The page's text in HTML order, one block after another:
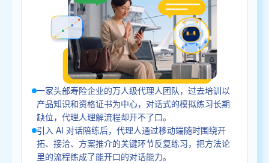
一家头部寿险企业的万人级代理人团队，过去培训以
产品知识和资格证书为中心，对话式的模拟练习长期
缺位，代理人理解流程却开不了口。
引入 AI 对话陪练后，代理人通过移动端随时围绕开
拓、接洽、方案推介的关键环节反复练习，把方法论
里的流程练成了能开口的对话能力。